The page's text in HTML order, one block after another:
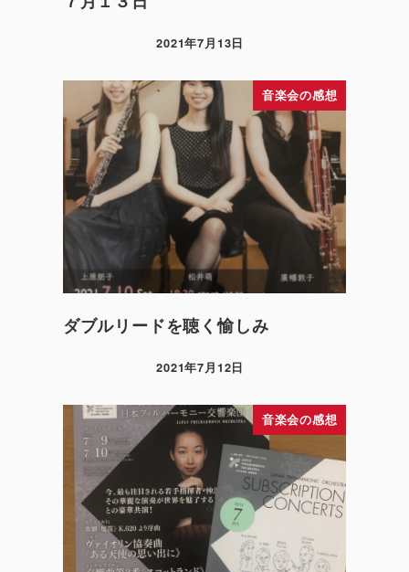
2021年7月13日
音楽会の感想
ダブルリードを聴く愉しみ
2021年7月12日
音楽会の感想